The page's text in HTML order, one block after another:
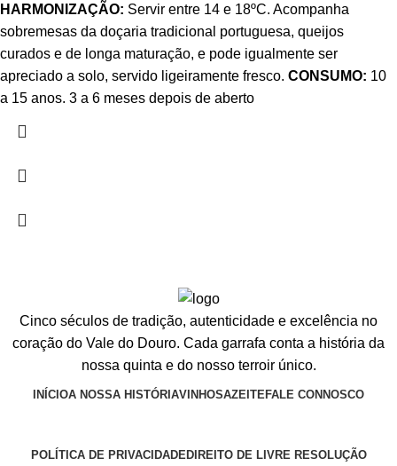
HARMONIZAÇÃO: Servir entre 14 e 18ºC. Acompanha
sobremesas da doçaria tradicional portuguesa, queijos
curados e de longa maturação, e pode igualmente ser
apreciado a solo, servido ligeiramente fresco. CONSUMO: 10
a 15 anos. 3 a 6 meses depois de aberto
Cinco séculos de tradição, autenticidade e excelência no
coração do Vale do Douro. Cada garrafa conta a história da
nossa quinta e do nosso terroir único.
INÍCIOA NOSSA HISTÓRIAVINHOSAZEITEFALE CONNOSCO
POLÍTICA DE PRIVACIDADEDIREITO DE LIVRE RESOLUÇÃO